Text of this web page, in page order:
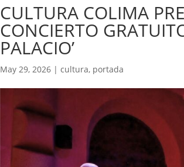
CULTURA COLIMA
CONCIERTO
PALACIO’
May 29, 2026 |cultura, portada